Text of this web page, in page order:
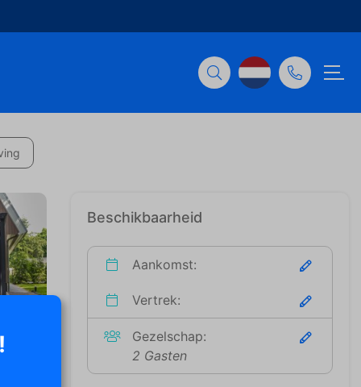
Beschikbaarheid
Aankomst:
Vertrek:
Gezelschap:
2 Gasten